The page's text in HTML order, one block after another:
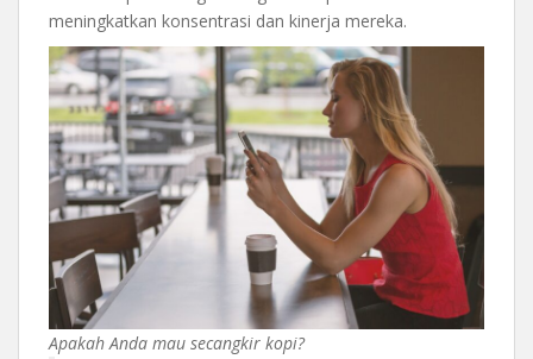
meningkatkan konsentrasi dan kinerja mereka.
Apakah Anda mau secangkir kopi?